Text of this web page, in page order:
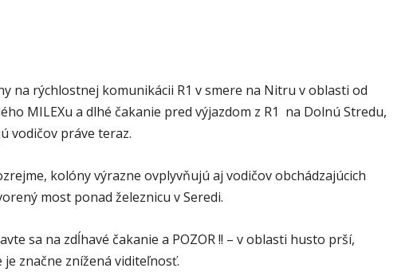
na rýchlostnej komunikácii R1 v smere na Nitru v oblasti od
MILEXu a dlhé čakanie pred výjazdom z R1 na Dolnú Stredu,
vodičov práve teraz.
kolóny výrazne ovplyvňujú aj vodičov obchádzajúcich
most ponad železnicu v Seredi.
sa na zdĺhavé čakanie a POZOR !! – v oblasti husto prší,
je značne znížená viditeľnosť.